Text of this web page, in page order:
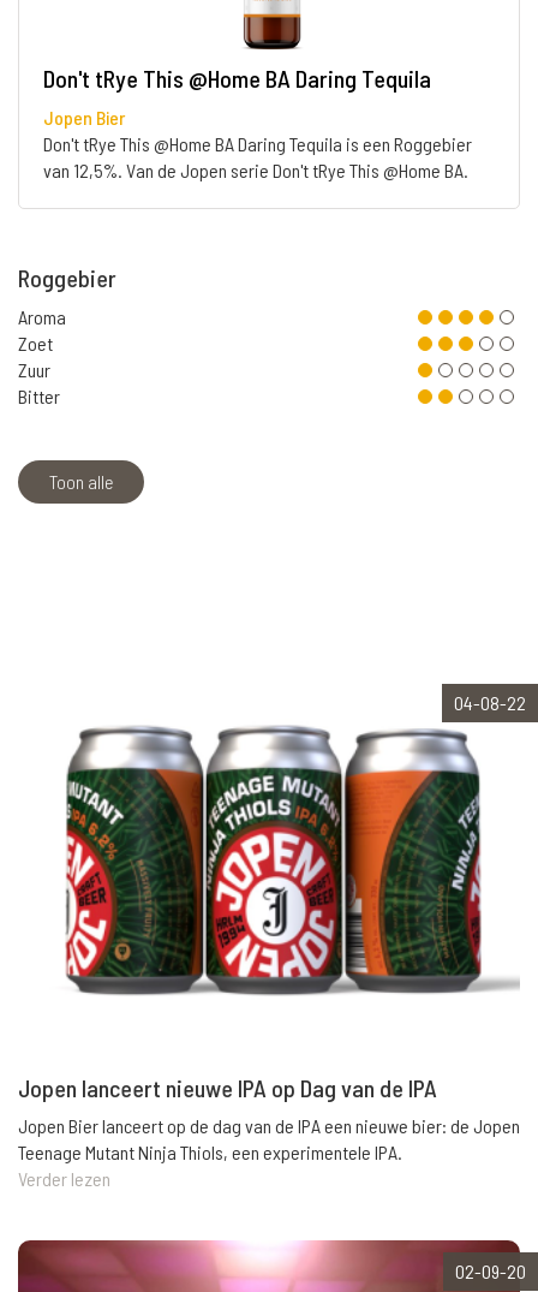
Don't tRye This @Home BA Daring Tequila
Jopen Bier
Don't tRye This @Home BA Daring Tequila is een Roggebier
van 12,5%. Van de Jopen serie Don't tRye This @Home BA.
Roggebier
Aroma
Zoet
Zuur
Bitter
Toon alle
04-08-22
Jopen lanceert nieuwe IPA op Dag van de IPA
Jopen Bier lanceert op de dag van de IPA een nieuwe bier: de Jopen
Teenage Mutant Ninja Thiols, een experimentele IPA.
Verder lezen
02-09-20